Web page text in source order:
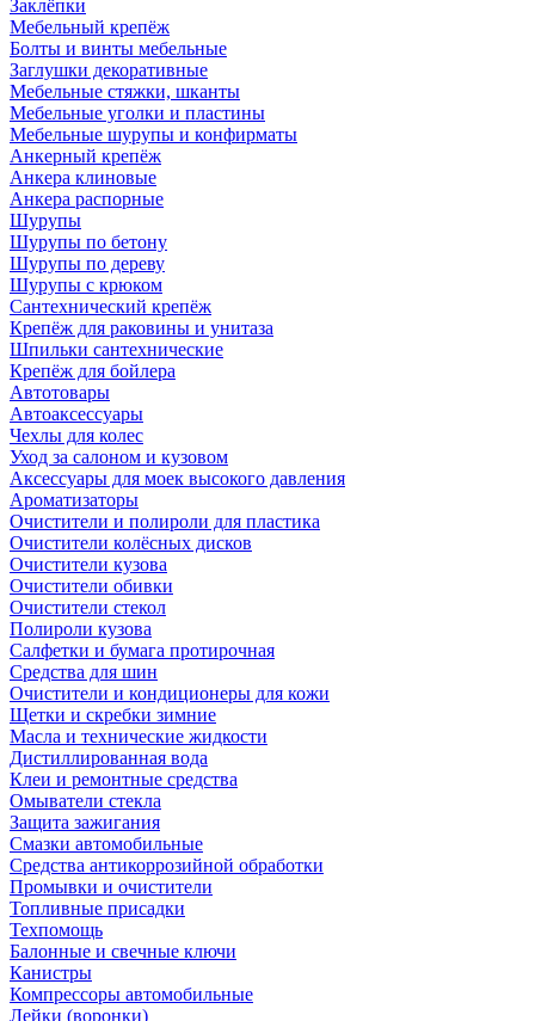
Заклёпки
Мебельный крепёж
Болты и винты мебельные
Заглушки декоративные
Мебельные стяжки, шканты
Мебельные уголки и пластины
Мебельные шурупы и конфирматы
Анкерный крепёж
Анкера клиновые
Анкера распорные
Шурупы
Шурупы по бетону
Шурупы по дереву
Шурупы с крюком
Сантехнический крепёж
Крепёж для раковины и унитаза
Шпильки сантехнические
Крепёж для бойлера
Автотовары
Автоаксессуары
Чехлы для колес
Уход за салоном и кузовом
Аксессуары для моек высокого давления
Ароматизаторы
Очистители и полироли для пластика
Очистители колёсных дисков
Очистители кузова
Очистители обивки
Очистители стекол
Полироли кузова
Салфетки и бумага протирочная
Средства для шин
Очистители и кондиционеры для кожи
Щетки и скребки зимние
Масла и технические жидкости
Дистиллированная вода
Клеи и ремонтные средства
Омыватели стекла
Защита зажигания
Смазки автомобильные
Средства антикоррозийной обработки
Промывки и очистители
Топливные присадки
Техпомощь
Балонные и свечные ключи
Канистры
Компрессоры автомобильные
Лейки (воронки)